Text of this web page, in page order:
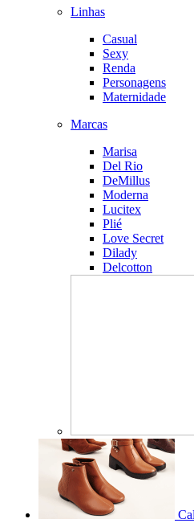
Linhas
Casual
Sexy
Renda
Personagens
Maternidade
Marcas
Marisa
Del Rio
DeMillus
Moderna
Lucitex
Plié
Love Secret
Dilady
Delcotton